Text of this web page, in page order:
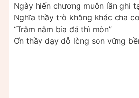
Ngày hiến chương muôn lần ghi
Nghĩa thầy trò không khác cha
“Trăm năm bia đá thì mòn”
Ơn thầy dạy dỗ lòng son vững